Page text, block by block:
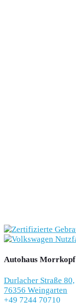
Autohaus Morrkopf
Durlacher Straße 80,
76356 Weingarten
+49 7244 70710